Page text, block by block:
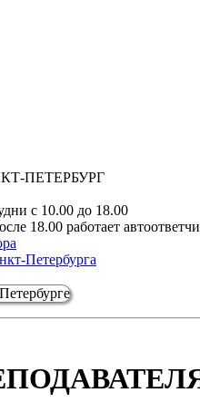
ПЕТЕРБУРГ
с 10.00 до 18.00
18.00 работает
Петербурга